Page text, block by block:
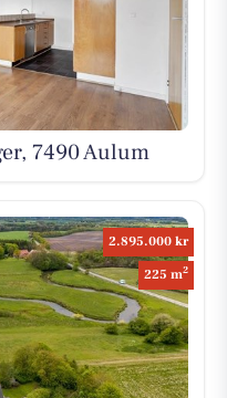
7490 Aulum
2.895.000 kr
225 m2